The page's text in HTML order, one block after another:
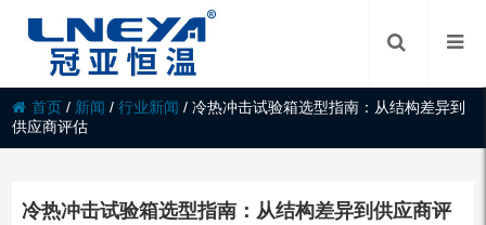
首页 / 新闻 /行业新闻 /冷热冲击试验箱选型指南：从结构差异到
供应商评估
冷热冲击试验箱选型指南：从结构差异到供应商评